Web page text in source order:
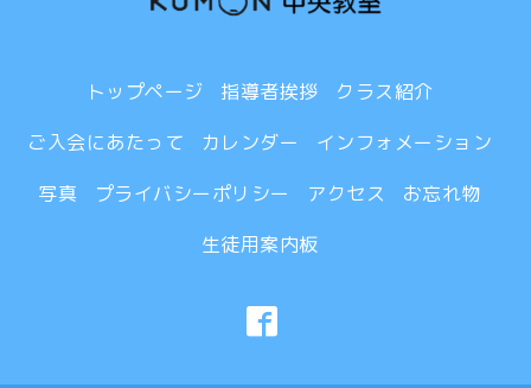
トップページ 指導者挨拶
クラス紹介
ご入会にあたって
カレンダー
インフォメーション
写真
プライバシーポリシー アクセス
お忘れ物
生徒用案内板